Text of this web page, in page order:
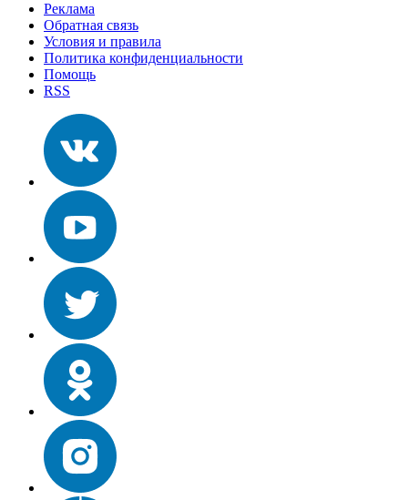
Реклама
Обратная связь
Условия и правила
Политика конфиденциальности
Помощь
RSS